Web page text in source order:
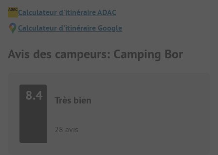
Calculateur d'itinéraire ADAC
Calculateur d'itinéraire Google
Avis des campeurs: Camping Bor
8.4 Très bien
28 avis